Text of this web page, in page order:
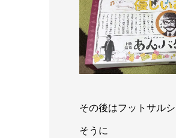
その後はフットサル
そうに